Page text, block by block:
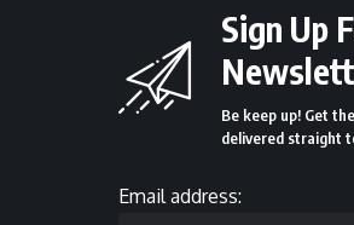
Sign Up
Be keep up! Get
delivered straight
Email address: